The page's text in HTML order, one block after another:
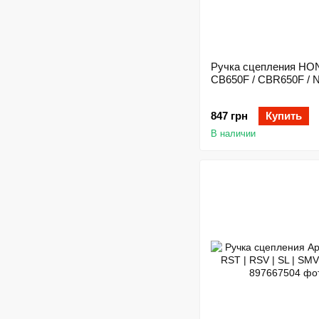
Ручка сцепления
CB650F / CBR650F /
847 грн Купить
В наличии